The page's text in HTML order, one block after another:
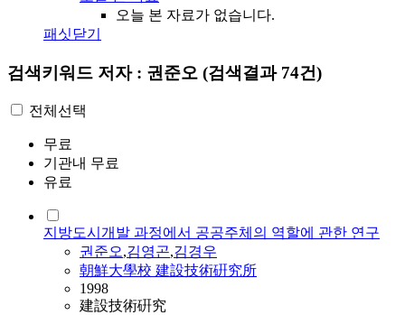
오늘 본 자료가 없습니다.
패싯닫기
검색키워드 저자 : 권준오 (검색결과 74건)
전체선택
무료
기관내 무료
유료
지방도시개발 과정에서 공공주체의 역할에 관한 연구
권준오,김영곤,김경우
朝鮮大學校 建設技術硏究所
1998
建設技術硏究